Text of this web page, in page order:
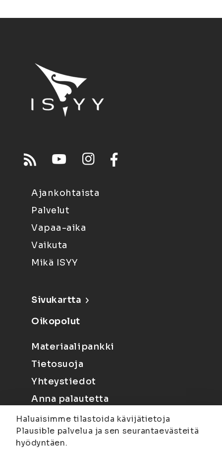
Ajankohtaista
Palvelut
Vapaa-aika
Vaikuta
Mikä ISYY
Sivukartta
Oikopolut
Materiaalipankki
Tietosuoja
Yhteystiedot
Anna palautetta
Haluaisimme tilastoida kävijätietoja
Plausible palvelua ja sen seurantaevästeitä
hyödyntäen.